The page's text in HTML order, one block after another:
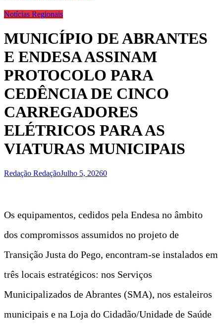
Notícias Regionais
MUNICÍPIO DE ABRANTES
E ENDESA ASSINAM
PROTOCOLO PARA
CEDÊNCIA DE CINCO
CARREGADORES
ELÉTRICOS PARA AS
VIATURAS MUNICIPAIS
Redação RedaçãoJulho 5, 20260
Os equipamentos, cedidos pela Endesa no âmbito
dos compromissos assumidos no projeto de
Transição Justa do Pego, encontram-se instalados em
três locais estratégicos: nos Serviços
Municipalizados de Abrantes (SMA), nos estaleiros
municipais e na Loja do Cidadão/Unidade de Saúde